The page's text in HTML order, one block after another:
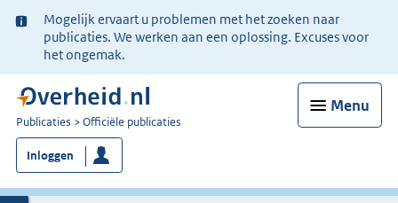
Ter
informatie:
Mogelijk ervaart u problemen met het zoeken naar
publicaties. We werken aan een oplossing. Excuses voor
het ongemak.
Menu
U
bent
nu
hier:
Publicaties Officiële publicaties
Inloggen